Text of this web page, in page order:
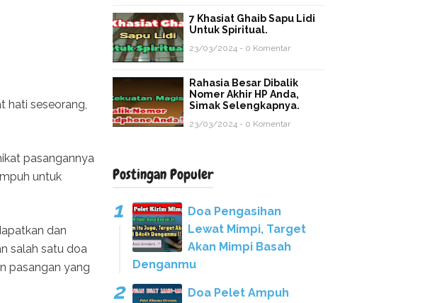
hati seseorang,
pasangannya
untuk
dan
salah satu doa
pasangan yang
7 Khasiat Ghaib Sapu Lidi
Untuk Spiritual.
23/03/2024 - 0 Komentar
Rahasia Besar Dibalik
Nomer Akhir HP Anda,
Simak Selengkapnya.
23/03/2024 - 0 Komentar
Postingan Populer
Doa Pengasihan
Lewat Mimpi, Target
Akan Mimpi Basah
Denganmu
Doa Pelet Ampuh